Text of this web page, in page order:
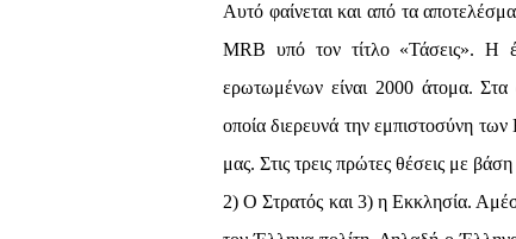
Αυτό φαίνεται και από τα
MRB υπό τον τίτλο «Τάσεις». Η
ερωτωμένων είναι 2000 άτομα. Στα
οποία διερευνά την εμπιστοσύνη
μας. Στις τρεις πρώτες θέσεις με
2) Ο Στρατός και 3) η Εκκλησία.